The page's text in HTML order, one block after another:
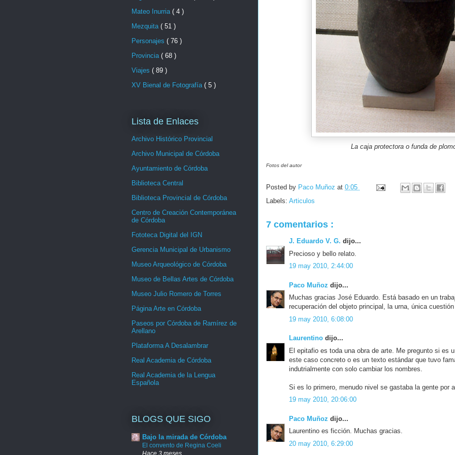
La caja protectora o funda de
Fotos del autor
Posted by Paco Muñoz at 0:05
Labels: Articulos
7 comentarios :
J. Eduardo V. G. dijo...
Precioso y bello relato.
19 may 2010, 2:44:00
Paco Muñoz dijo...
Muchas gracias José Eduardo. Está basado en un
recuperación del objeto principal, la urna, única
19 may 2010, 6:08:00
Laurentino dijo...
El epitafio es toda una obra de arte. Me pregunto si es
este caso concreto o es un texto estándar que tuvo
indutrialmente con solo cambiar los nombres.
Si es lo primero, menudo nivel se gastaba la gente por
19 may 2010, 20:06:00
Paco Muñoz dijo...
Laurentino es ficción. Muchas gracias.
20 may 2010, 6:29:00
Mateo Inurria ( 4 )
Mezquita ( 51 )
Personajes ( 76 )
Provincia ( 68 )
Viajes ( 89 )
XV Bienal de Fotografía ( 5 )
Lista de Enlaces
Archivo Histórico Provincial
Archivo Municipal de Córdoba
Ayuntamiento de Córdoba
Biblioteca Central
Biblioteca Provincial de Córdoba
Centro de Creación Contemporánea
de Córdoba
Fototeca Digital del IGN
Gerencia Municipal de Urbanismo
Museo Arqueológico de Córdoba
Museo de Bellas Artes de Córdoba
Museo Julio Romero de Torres
Página Arte en Córdoba
Paseos por Córdoba de Ramírez de
Arellano
Plataforma A Desalambrar
Real Academia de Córdoba
Real Academia de la Lengua
Española
BLOGS QUE SIGO
Bajo la mirada de Córdoba
El convento de Regina Coeli
Hace 3 meses